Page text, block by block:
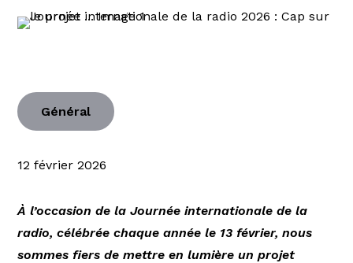
Général
12 février 2026
À l’occasion de la Journée internationale de la
radio, célébrée chaque année le 13 février, nous
sommes fiers de mettre en lumière un projet